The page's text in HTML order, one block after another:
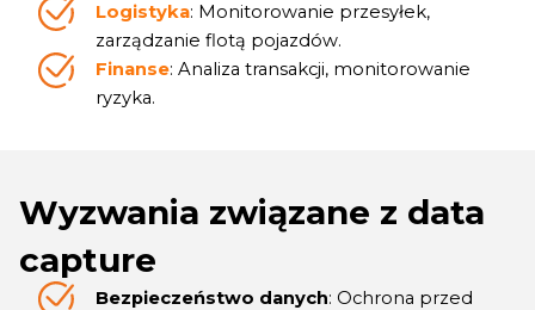
Logistyka: Monitorowanie przesyłek,
zarządzanie flotą pojazdów.
Finanse: Analiza transakcji, monitorowanie
ryzyka.
Wyzwania związane z data
capture
Bezpieczeństwo danych: Ochrona przed